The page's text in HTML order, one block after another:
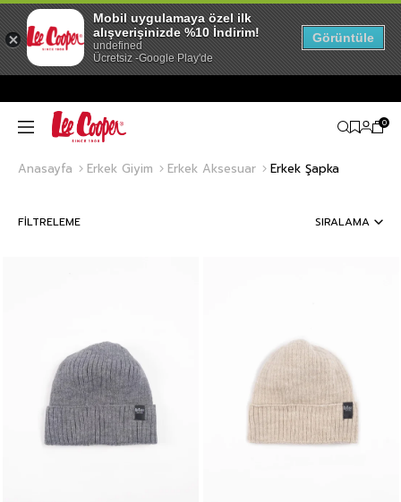
0
Anasayfa Erkek Giyim Erkek Aksesuar Erkek Şapka
FILTRELEME SIRALAMA
Mobil uygulamaya özel ilk
alışverişinizde %10 İndirim!
undefined
Ücretsiz -Google Play'de
Görüntüle